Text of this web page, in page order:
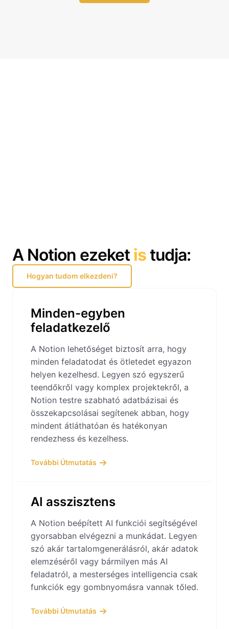
A Notion ezeket istudja:
Hogyan tudom elkezdeni?
Minden-egyben
feladatkezelő
A Notion lehetőséget biztosít arra, hogy
minden feladatodat és ötletedet egyazon
helyen kezelhesd. Legyen szó egyszerű
teendőkről vagy komplex projektekről, a
Notion testre szabható adatbázisai és
összekapcsolásai segítenek abban, hogy
mindent átláthatóan és hatékonyan
rendezhess és kezelhess.
További Útmutatás
AI asszisztens
A Notion beépített AI funkciói segítségével
gyorsabban elvégezni a munkádat. Legyen
szó akár tartalomgenerálásról, akár adatok
elemzéséről vagy bármilyen más AI
feladatról, a mesterséges intelligencia csak
funkciók egy gombnyomásra vannak tőled.
További Útmutatás